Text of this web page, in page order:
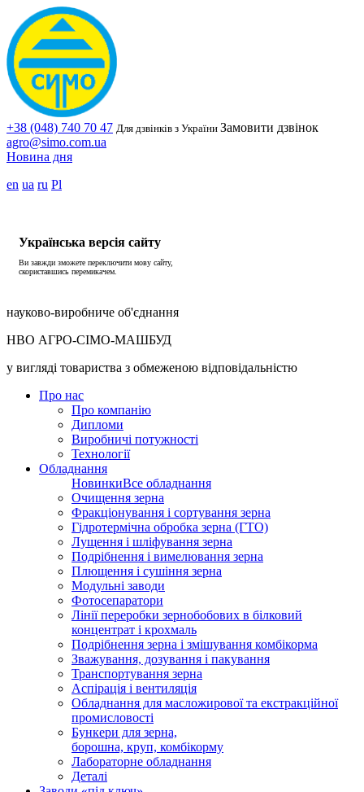
+38 (048) 740 70 47 Для дзвінків з України Замовити дзвінок
agro@simo.com.ua
Новина дня
en ua ru Pl
Українська версія сайту
Ви завжди зможете переключити мову сайту,
скориставшись перемикачем.
науково-виробниче об'єднання
НВО АГРО-СІМО-МАШБУД
у вигляді товариства з обмеженою відповідальністю
Про нас
Про компанію
Дипломи
Виробничі потужності
Технології
Обладнання
НовинкиВсе обладнання
Очищення зерна
Фракціонування і сортування зерна
Гідротермічна обробка зерна (ГТО)
Лущення і шліфування зерна
Подрібнення і вимелювання зерна
Плющення і сушіння зерна
Модульні заводи
Фотосепаратори
Лінії переробки зернобобових в білковий
концентрат і крохмаль
Подрібнення зерна і змішування комбікорма
Зважування, дозування і пакування
Транспортування зерна
Аспірація і вентиляція
Обладнання для масложирової та екстракційної
промисловості
Бункери для зерна,
борошна, круп, комбікорму
Лабораторне обладнання
Деталі